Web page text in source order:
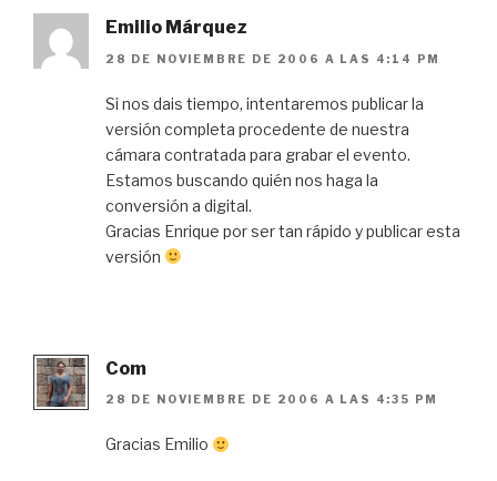
Emilio Márquez
28 DE NOVIEMBRE DE 2006 A LAS 4:14 PM
Si nos dais tiempo, intentaremos publicar la
versión completa procedente de nuestra
cámara contratada para grabar el evento.
Estamos buscando quién nos haga la
conversión a digital.
Gracias Enrique por ser tan rápido y publicar esta
versión
Com
28 DE NOVIEMBRE DE 2006 A LAS 4:35 PM
Gracias Emilio